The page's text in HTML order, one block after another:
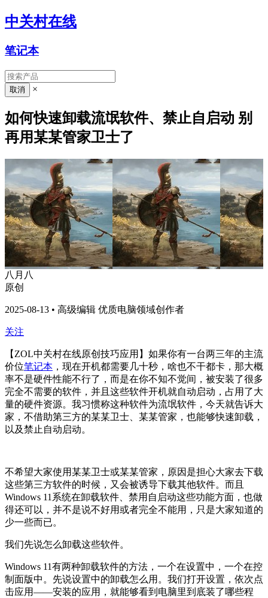
中关村在线
笔记本
×
如何快速卸载流氓软件、禁止自启动 别
再用某某管家卫士了
八月八
原创
2025-08-13 • 高级编辑 优质电脑领域创作者
关注
【ZOL中关村在线原创技巧应用】如果你有一台两三年的主流
价位笔记本 ，现在开机都需要几十秒，啥也不干都卡，那大概
率不是硬件性能不行了，而是在你不知不觉间，被安装了很多
完全不需要的软件，并且这些软件开机就自动启动，占用了大
量的硬件资源。我习惯称这种软件为流氓软件，今天就告诉大
家，不借助第三方的某某卫士、某某管家，也能够快速卸载，
以及禁止自动启动。
不希望大家使用某某卫士或某某管家，原因是担心大家去下载
这些第三方软件的时候，又会被诱导下载其他软件。而且
Windows 11系统在卸载软件、禁用自启动这些功能方面，也做
得还可以，并不是说不好用或者完全不能用，只是大家知道的
少一些而已。
我们先说怎么卸载这些软件。
Windows 11有两种卸载软件的方法，一个在设置中，一个在控
制面版中。先说设置中的卸载怎么用。我们打开设置，依次点
击应用——安装的应用，就能够看到电脑里到底装了哪些程